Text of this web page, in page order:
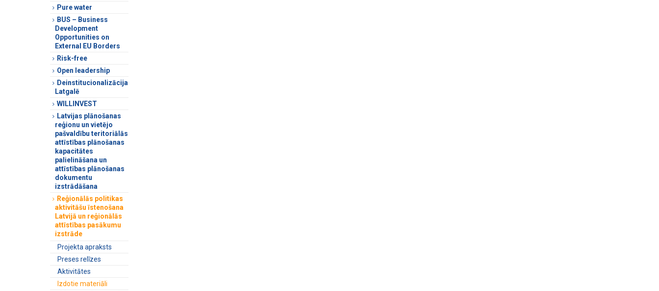
Pure water
BUS – Business
Development
Opportunities on
External EU Borders
Risk-free
Open leadership
Deinstitucionalizācija
Latgalē
WILLINVEST
Latvijas plānošanas
reģionu un vietējo
pašvaldību teritoriālās
attīstības plānošanas
kapacitātes
palielināšana un
attīstības plānošanas
dokumentu
izstrādāšana
Reģionālās politikas
aktivitāšu īstenošana
Latvijā un reģionālās
attīstības pasākumu
izstrāde
Projekta apraksts
Preses relīzes
Aktivitātes
Izdotie materiāli